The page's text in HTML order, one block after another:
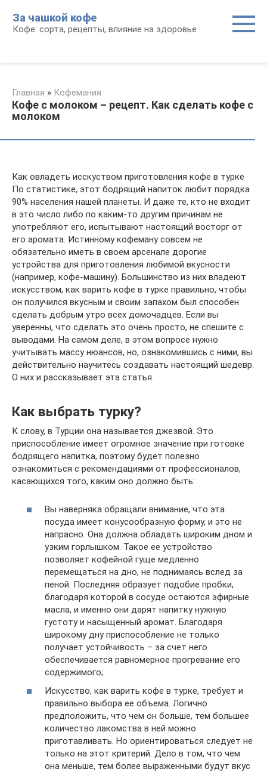
контенту
За чашкой кофе
Кофе: сорта, рецепты, влияние на здоровье
Главная » Кофемания
Кофе с молоком – рецепт. Как сделать кофе с
молоком
Как овладеть исскуством приготовления кофе в турке
По статистике, этот бодрящий напиток любит порядка
90% населения нашей планеты. И даже те, кто не входит
в это число либо по каким-то другим причинам не
употребляют его, испытывают настоящий восторг от
его аромата. Истинному кофеману совсем не
обязательно иметь в своем арсенале дорогие
устройства для приготовления любимой вкусности
(например, кофе-машину). Большинство из них владеют
искусством, как варить кофе в турке правильно, чтобы
он получился вкусным и своим запахом был способен
сделать добрым утро всех домочадцев. Если вы
уверенны, что сделать это очень просто, не спешите с
выводами. На самом деле, в этом вопросе нужно
учитывать массу нюансов, но, ознакомившись с ними, вы
действительно научитесь создавать настоящий шедевр.
О них и рассказывает эта статья.
Как выбрать турку?
К слову, в Турции она называется джезвой. Это
приспособление имеет огромное значение при готовке
бодрящего напитка, поэтому будет полезно
ознакомиться с рекомендациями от профессионалов,
касающихся того, каким оно должно быть:
Вы наверняка обращали внимание, что эта
посуда имеет конусообразную форму, и это не
напрасно. Она должна обладать широким дном и
узким горлышком. Такое ее устройство
позволяет кофейной гуще медленно
перемещаться на дно, не поднимаясь вслед за
пеной. Последняя образует подобие пробки,
благодаря которой в сосуде остаются эфирные
масла, и именно они дарят напитку нужную
густоту и насыщенный аромат. Благодаря
широкому дну приспособление не только
получает устойчивость – за счет него
обеспечивается равномерное прогревание его
содержимого;
Искусство, как варить кофе в турке, требует и
правильно выбора ее объема. Логично
предположить, что чем он больше, тем большее
количество лакомства в ней можно
приготавливать. Но ориентироваться следует не
только на этот критерий. Дело в том, что чем
она меньше, тем более выраженными будут вкус